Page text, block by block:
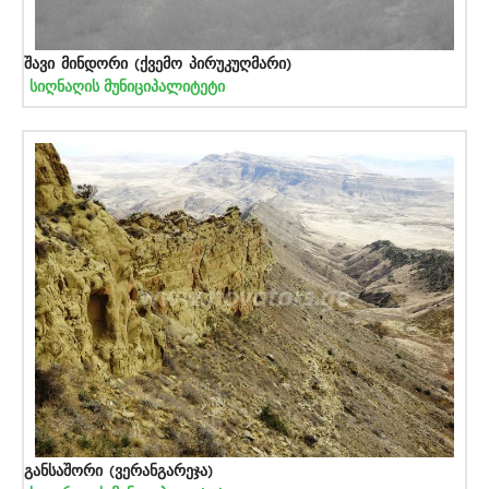
შავი მინდორი (ქვემო პირუკუღმარი)
სიღნაღის მუნიციპალიტეტი
განსაშორი (ვერანგარეჯა)